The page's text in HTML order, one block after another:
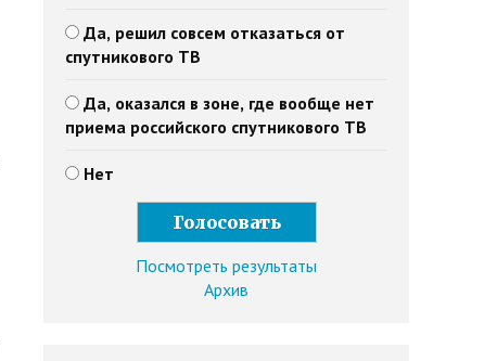
Да, решил совсем отказаться от
спутникового ТВ
Да, оказался в зоне, где вообще нет
приема российского спутникового ТВ
Нет
Посмотреть результаты
Архив